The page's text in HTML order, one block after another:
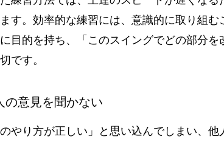
す。効率的な練習には、意識的に取り組
目的を持ち、「このスイングでどの部分
です。
の意見を聞かない
のやり方が正しい」と思い込んでしまい、